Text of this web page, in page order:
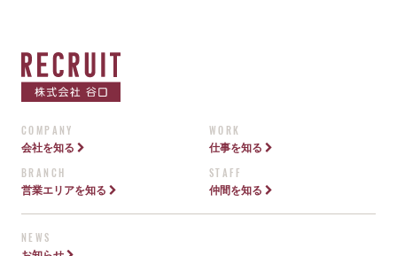
COMPANY WORK
会社を知る 仕事を知る
BRANCH STAFF
営業エリアを知る 仲間を知る
NEWS